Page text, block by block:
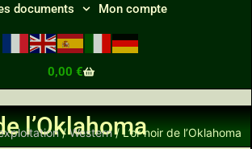
documents Mon compte
0,00 €
l’Oklahoma
/Western/ L’or noir de l’Oklahoma